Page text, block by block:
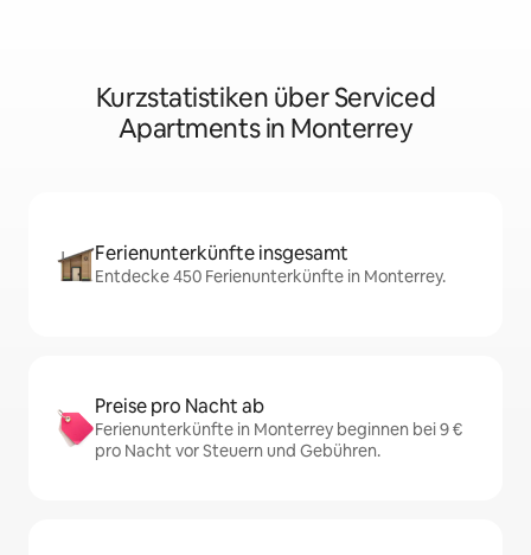
Kurzstatistiken über Serviced
Apartments in Monterrey
Ferienunterkünfte insgesamt
Entdecke 450 Ferienunterkünfte in Monterrey.
Preise pro Nacht ab
Ferienunterkünfte in Monterrey beginnen bei 9 €
pro Nacht vor Steuern und Gebühren.